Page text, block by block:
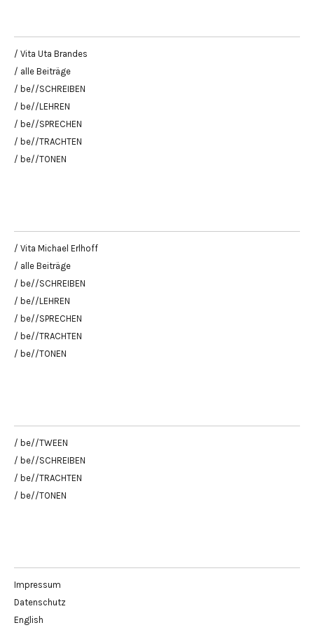
/ Vita Uta Brandes
/ alle Beiträge
/ be//SCHREIBEN
/ be//LEHREN
/ be//SPRECHEN
/ be//TRACHTEN
/ be//TONEN
/ Vita Michael Erlhoff
/ alle Beiträge
/ be//SCHREIBEN
/ be//LEHREN
/ be//SPRECHEN
/ be//TRACHTEN
/ be//TONEN
/ be//TWEEN
/ be//SCHREIBEN
/ be//TRACHTEN
/ be//TONEN
Impressum
Datenschutz
English